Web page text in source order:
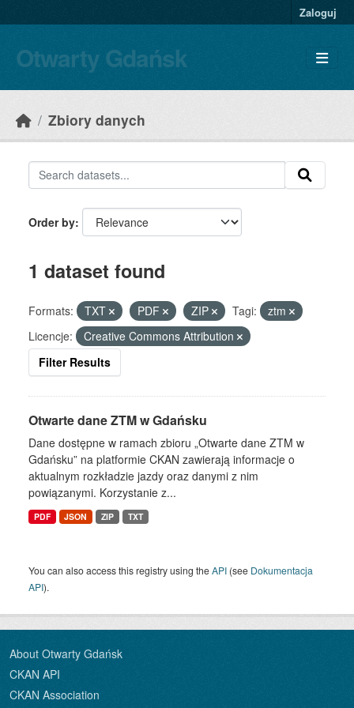
Zaloguj
Otwarty Gdańsk
Zbiory danych
Order by
1 dataset found
Formats: TXT PDF ZIP Tagi:
ztm
Licencje:
Creative Commons Attribution
Filter Results
Otwarte dane ZTM w Gdańsku
Dane dostępne w ramach zbioru „Otwarte dane ZTM w
Gdańsku” na platformie CKAN zawierają informacje o
aktualnym rozkładzie jazdy oraz danymi z nim
powiązanymi. Korzystanie z...
PDF JSON ZIP TXT
You can also access this registry using theAPI (see Dokumentacja
API).
About Otwarty Gdańsk
CKAN API
CKAN Association